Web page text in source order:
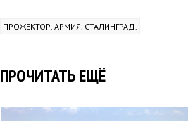
ПРОЖЕКТОР. АРМИЯ. СТАЛИНГРАД.
ПРОЧИТАТЬ ЕЩЁ